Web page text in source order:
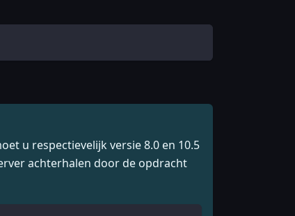
u respectievelijk versie 8.0 en 10.5
achterhalen door de opdracht